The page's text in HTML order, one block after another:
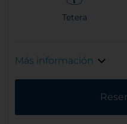
Tetera
Más información